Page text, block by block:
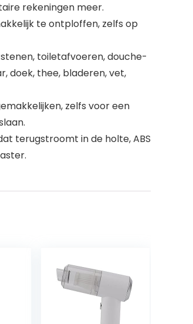
rekeningen meer.
te ontploffen, zelfs op
toiletafvoeren, douche-
doek, thee, bladeren, vet,
zelfs voor een
terugstroomt in de holte, ABS